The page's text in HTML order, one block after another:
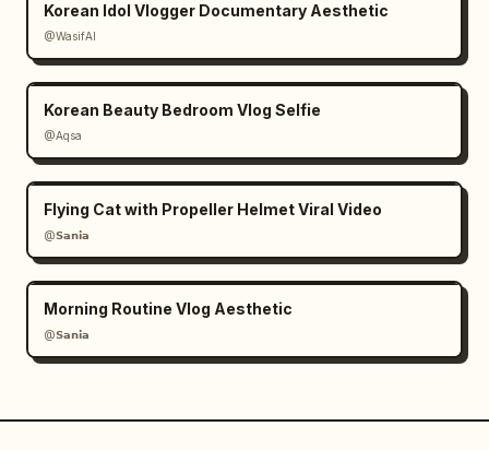
Korean Idol Vlogger Documentary Aesthetic
@WasifAI
Korean Beauty Bedroom Vlog Selfie
@Aqsa
Flying Cat with Propeller Helmet Viral Video
@𝗦𝗮𝗻𝗶𝗮
Morning Routine Vlog Aesthetic
@𝗦𝗮𝗻𝗶𝗮